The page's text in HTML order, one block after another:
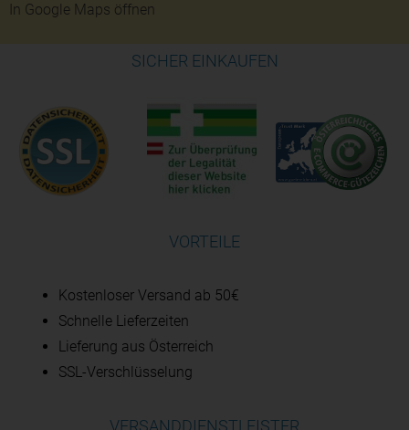
In Google Maps öffnen
SICHER EINKAUFEN
VORTEILE
Kostenloser Versand ab 50€
Schnelle Lieferzeiten
Lieferung aus Österreich
SSL-Verschlüsselung
VERSANDDIENSTLEISTER